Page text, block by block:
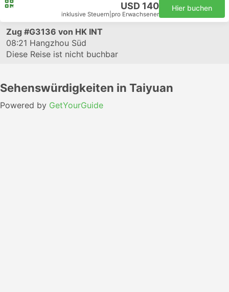
USD 140
inklusive Steuern pro Erwachsener
Hier buchen
Zug #G3136 von HK INT
08:21 Hangzhou Süd
Diese Reise ist nicht buchbar
Sehenswürdigkeiten in Taiyuan
Powered by GetYourGuide